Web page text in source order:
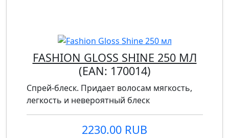
FASHION GLOSS SHINE 250 МЛ
(EAN: 170014)
Спрей-блеск. Придает волосам мягкость,
легкость и невероятный блеск
2230.00 RUB